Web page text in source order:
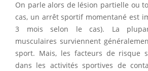
On parle alors de lésion partielle ou
cas, un arrêt sportif momentané est
3 mois selon le cas). La
musculaires surviennent
sport. Mais, les facteurs de risque
dans les activités sportives de